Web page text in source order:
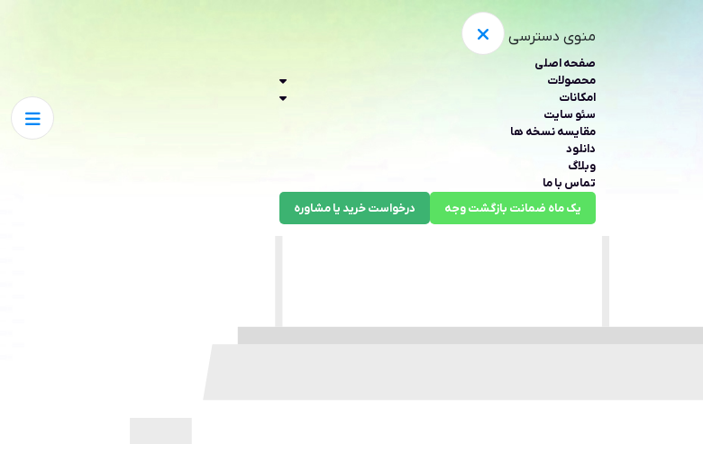
منوی دسترسی
صفحه اصلی
محصولات
امکانات
سئو سایت
مقایسه نسخه ها
دانلود
وبلاگ
تماس با ما
یک ماه ضمانت بازگشت وجه
درخواست خرید یا مشاوره